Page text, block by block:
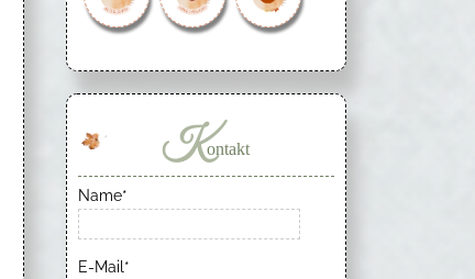
Kontakt
Name*
E-Mail*